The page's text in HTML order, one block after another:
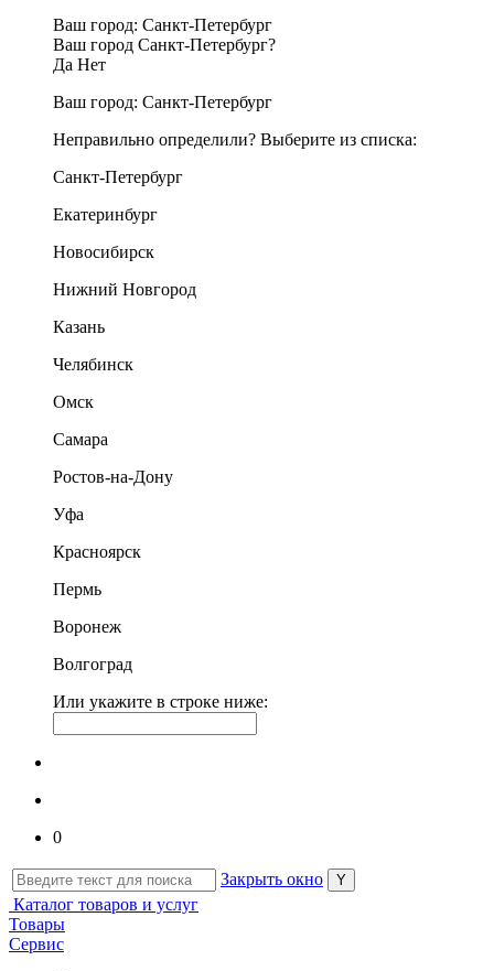
Ваш город: Санкт-Петербург
Ваш город Санкт-Петербург?
Да Нет
Ваш город: Санкт-Петербург
Неправильно определили? Выберите из списка:
Санкт-Петербург
Екатеринбург
Новосибирск
Нижний Новгород
Казань
Челябинск
Омск
Самара
Ростов-на-Дону
Уфа
Красноярск
Пермь
Воронеж
Волгоград
Или укажите в строке ниже:
0
Закрыть окно
Каталог товаров и услуг
Товары
Сервис